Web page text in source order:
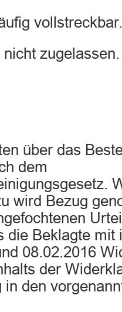
vollstreckbar.
zugelassen.
über das
dem
wird Bezug
die Beklagte mit
08.02.2016
der
in den